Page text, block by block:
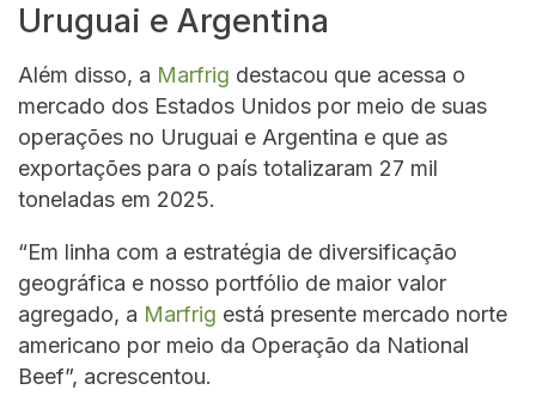
Uruguai e Argentina
Além disso, a Marfrig destacou que acessa o
mercado dos Estados Unidos por meio de suas
operações no Uruguai e Argentina e que as
exportações para o país totalizaram 27 mil
toneladas em 2025.
“Em linha com a estratégia de diversificação
geográfica e nosso portfólio de maior valor
agregado, a Marfrig está presente mercado norte
americano por meio da Operação da National
Beef”, acrescentou.